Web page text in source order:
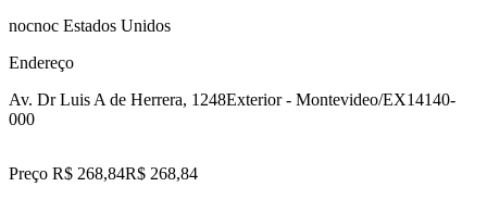
nocnoc Estados Unidos
Endereço
Av. Dr Luis A de Herrera, 1248Exterior - Montevideo/EX14140-
000
Preço R$ 268,84R$ 268,84